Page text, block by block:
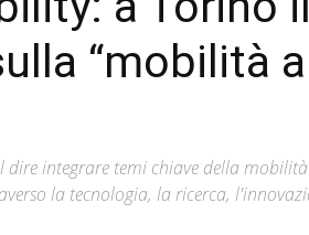
dalle
Città
“mobilità
integrare temi chiave della
la tecnologia, la ricerca,